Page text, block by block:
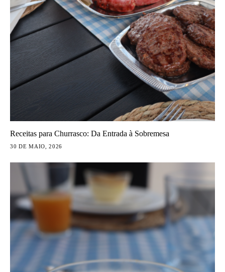
Receitas para Churrasco: Da Entrada à Sobremesa
30 DE MAIO, 2026